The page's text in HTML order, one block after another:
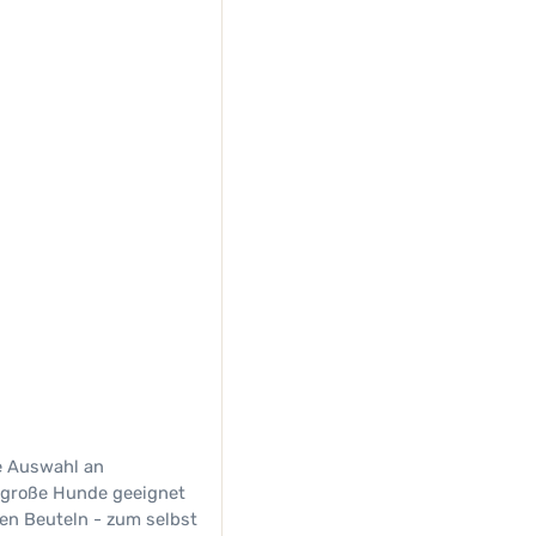
Auswahl an
Hunde geeignet
Beuteln - zum selbst